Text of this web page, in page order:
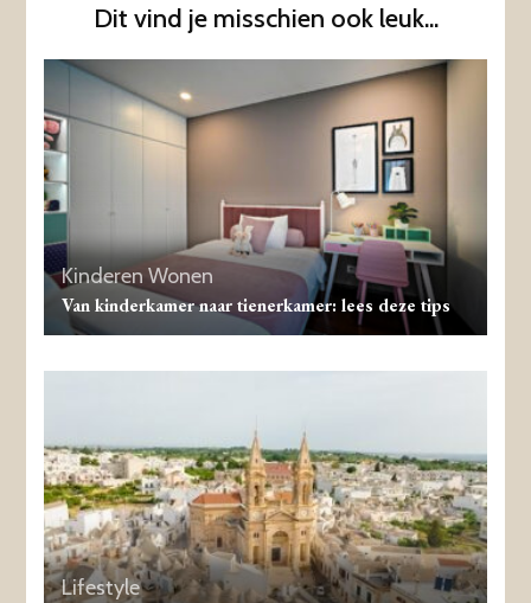
Dit vind je misschien ook leuk...
Kinderen Wonen
Van kinderkamer naar tienerkamer: lees deze tips
Lifestyle